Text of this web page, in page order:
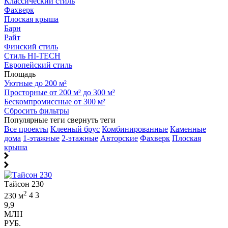
Фахверк
Плоская крыша
Барн
Райт
Финский стиль
Стиль HI-TECH
Европейский стиль
Площадь
Уютные до 200 м²
Просторные от 200 м² до 300 м²
Бескомпромиссные от 300 м²
Сбросить фильтры
Популярные теги свернуть теги
Все проекты Клееный брус Комбинированные Каменные
дома 1-этажные 2-этажные Авторские Фахверк Плоская
крыша
Тайсон 230
230 м2 4 3
9,9
МЛН
РУБ.